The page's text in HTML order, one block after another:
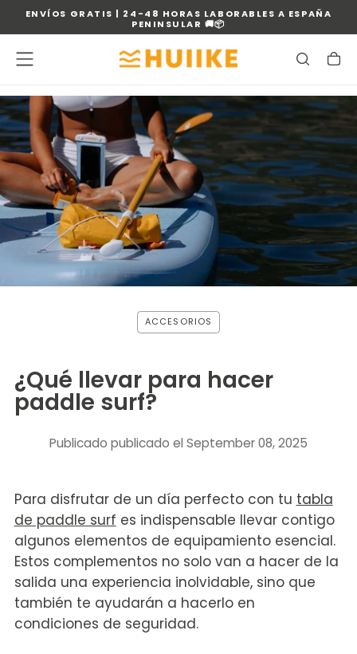
SALTAR
ENVÍOS GRATIS | 24-48 HORAS LABORABLES A ESPAÑA
PENINSULAR 🚚📦
ACCESORIOS
¿Qué llevar para hacer
paddle surf?
Publicado publicado el September 08, 2025
Para disfrutar de un día perfecto con tu tabla
de paddle surf es indispensable llevar contigo
algunos elementos de equipamiento esencial.
Estos complementos no solo van a hacer de la
salida una experiencia inolvidable, sino que
también te ayudarán a hacerlo en
condiciones de seguridad.